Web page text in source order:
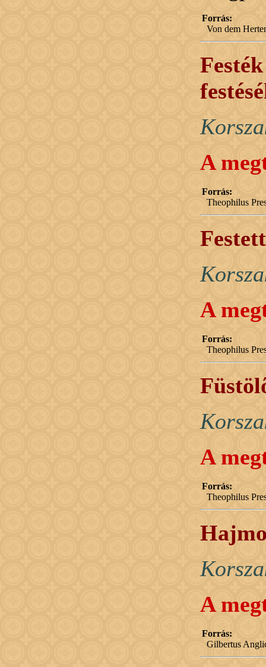
Forrás:
Von dem
A
Forrás:
Theophilus
A
Forrás:
Theophilus
A
Forrás:
Theophilus
A
Forrás:
Gilbertus